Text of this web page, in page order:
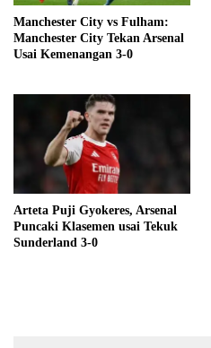
Manchester City vs Fulham:
Manchester City Tekan Arsenal
Usai Kemenangan 3-0
Arteta Puji Gyokeres, Arsenal
Puncaki Klasemen usai Tekuk
Sunderland 3-0